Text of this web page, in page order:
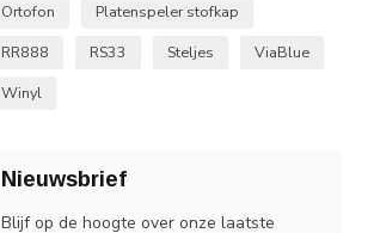
Ortofon
Platenspeler stofkap
RR888
RS33 Steljes
ViaBlue
Winyl
Nieuwsbrief
Blijf op de hoogte over onze laatste